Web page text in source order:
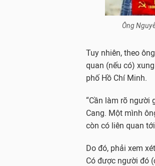
Ông
Tuy nhiên, theo
quan (nếu có)
phố Hồ Chí Minh.
“Cần làm rõ người
Cang. Một mình
còn có liên quan
Do đó, phải xem
Có được người đó